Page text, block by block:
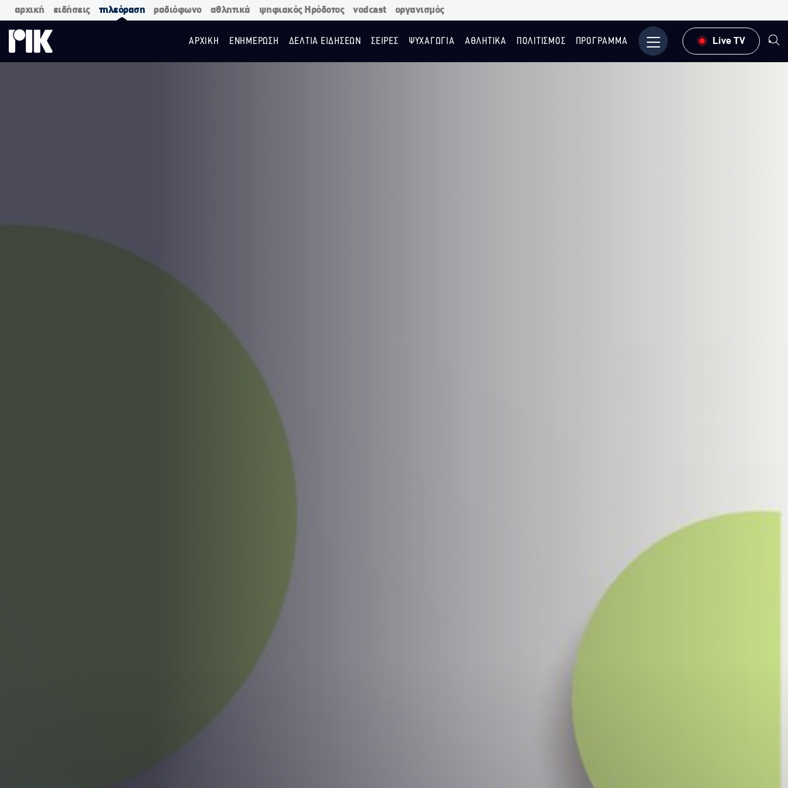
αρχική ειδήσεις τηλεόραση ραδιόφωνο αθλητικά ψηφιακός Ηρόδοτος vodcast οργανισμός
ΑΡΧΙΚΗ ΕΝΗΜΕΡΩΣΗ ΔΕΛΤΙΑ ΕΙΔΗΣΕΩΝ ΣΕΙΡΕΣ ΨΥΧΑΓΩΓΙΑ ΑΘΛΗΤΙΚΑ ΠΟΛΙΤΙΣΜΟΣ ΠΡΟΓΡΑΜΜΑ Μενού Live TV